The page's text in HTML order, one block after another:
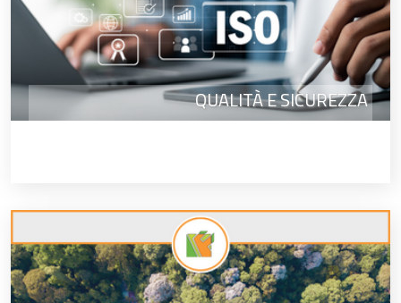
QUALITÀ E SICUREZZA